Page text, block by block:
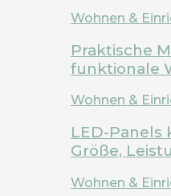
Wohnen &
Praktische
funktionale
Wohnen &
LED-Panels
Größe,
Wohnen &